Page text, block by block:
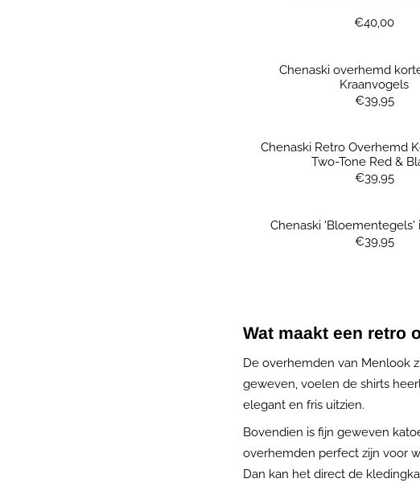
Prijs:
€40,00
Chenaski overhemd
Kraanvogels
Prijs:
€39,95
Chenaski Retro Overhemd
Two-Tone Red &
Prijs:
€39,95
Chenaski 'Bloementegels'
Prijs:
€39,95
Wat maakt een retro
De overhemden van Menlook
geweven, voelen de shirts
elegant en fris uitzien.
Bovendien is fijn geweven
overhemden perfect zijn voor
Dan kan het direct de